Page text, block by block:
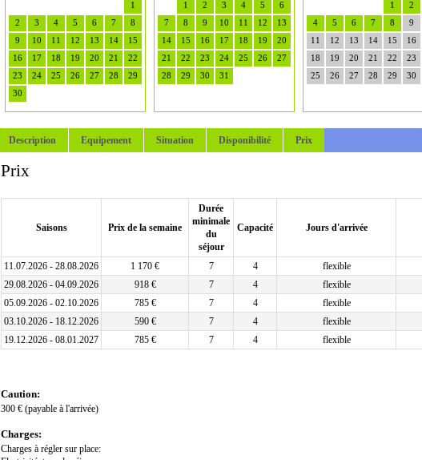
1
2
3 4 5 6 7
8
9
10 11 12 13 14
15
16
17 18 19 20 21
22
23
24 25 26 27 28
29
30
1 2 3 4 5
6
7
8 9 10 11 12
13
14
15 16 17 18 19
20
21
22 23 24 25 26
27
28
29 30 31
1 2
4
5 6 7 8 9
11
12 13 14 15 16
18
19 20 21 22 23
25
26 27 28 29 30
Description Equipement Situation Disponibilité Prix
Prix
Saisons Prix de la semaine
Durée
minimale
du
séjour
Capacité Jours d'arrivée
11.07.2026 - 28.08.2026 1 170 € 7 4
flexible
29.08.2026 - 04.09.2026
918 € 7 4
flexible
05.09.2026 - 02.10.2026
785 € 7 4
flexible
03.10.2026 - 18.12.2026
590 € 7 4
flexible
19.12.2026 - 08.01.2027
785 € 7 4 flexible
Caution:
300 € (payable à l'arrivée)
Charges:
Charges à régler sur place: